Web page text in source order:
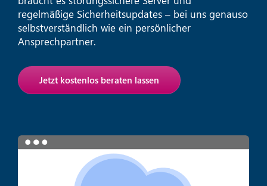
regelmäßige Sicherheitsupdates – bei uns genauso
selbstverständlich wie ein persönlicher
Ansprechpartner.
Jetzt kostenlos beraten lassen